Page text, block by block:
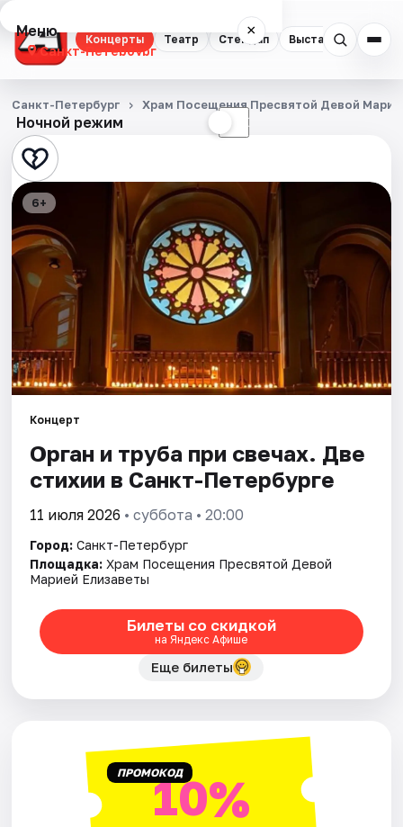
Концерты Театр Стендап Выставки
Меню ×
Санкт-Петербург
Концерты
Театр
Стендап
Выставки
Квесты
Экскурсии
Спорт
События
Города
Площадки
Рейтинги
Ночной режим ☾
Санкт-Петербург Храм Посещения Пресвятой Девой
6+
Концерт
Орган и труба при свечах. Две
стихии в Санкт-Петербурге
11 июля 2026 • суббота • 20:00
Город: Санкт-Петербург
Площадка: Храм Посещения Пресвятой Девой
Марией Елизаветы
Билеты со скидкой
на Яндекс Афише
Еще билеты
ПРОМОКОД10%